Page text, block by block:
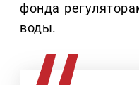
фонда
воды.